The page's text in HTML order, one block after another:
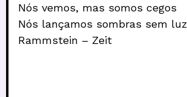
Nós vemos, mas somos cegos
Nós lançamos sombras sem luz
Rammstein – Zeit